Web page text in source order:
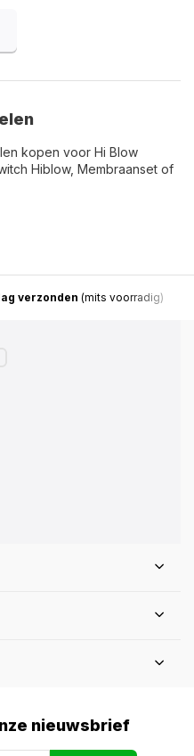
kopen voor Hi Blow
Hiblow, Membraanset of
verzonden (mits voorradig)
nieuwsbrief